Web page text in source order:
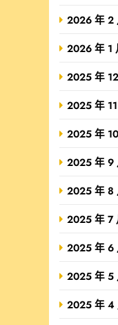
2026 年 2
2026 年 1
2025 年
2025 年
2025 年
2025 年 9
2025 年 8
2025 年 7
2025 年 6
2025 年 5
2025 年 4